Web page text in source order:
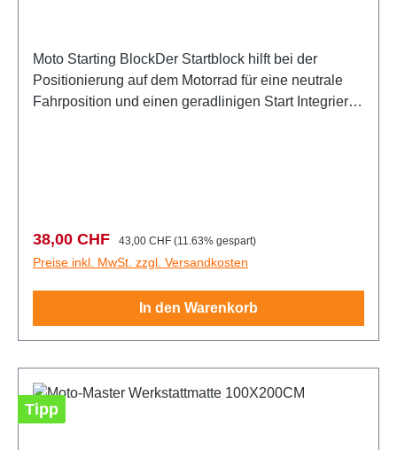
Moto Starting BlockDer Startblock hilft bei der
Positionierung auf dem Motorrad für eine neutrale
Fahrposition und einen geradlinigen Start Integrierte
Verkaufspreis:
38,00 CHF Regulärer Preis:
43,00 CHF (11.63% gespart)
Preise inkl. MwSt. zzgl. Versandkosten
In den Warenkorb
Tipp